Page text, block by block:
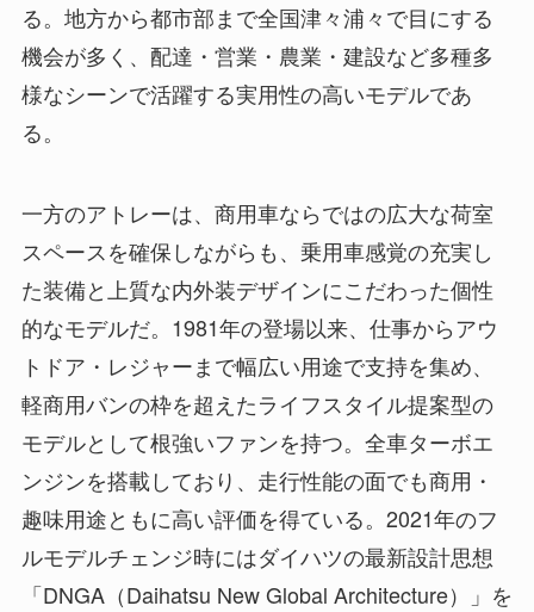
る。地方から都市部まで全国津々浦々で目にする
機会が多く、配達・営業・農業・建設など多種多
様なシーンで活躍する実用性の高いモデルであ
る。
一方のアトレーは、商用車ならではの広大な荷室
スペースを確保しながらも、乗用車感覚の充実し
た装備と上質な内外装デザインにこだわった個性
的なモデルだ。1981年の登場以来、仕事からアウ
トドア・レジャーまで幅広い用途で支持を集め、
軽商用バンの枠を超えたライフスタイル提案型の
モデルとして根強いファンを持つ。全車ターボエ
ンジンを搭載しており、走行性能の面でも商用・
趣味用途ともに高い評価を得ている。2021年のフ
ルモデルチェンジ時にはダイハツの最新設計思想
「DNGA（Daihatsu New Global Architecture）」を